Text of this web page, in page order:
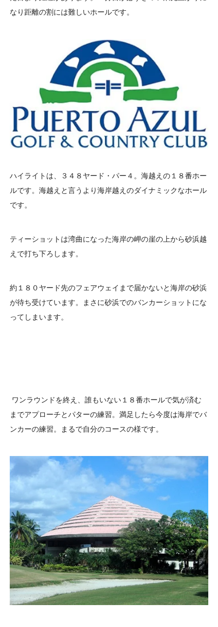
なり距離の割には難しいホールです。
ハイライトは、３４８ヤード・パー４。海越えの１８番ホー
ルです。海越えと言うより海岸越えのダイナミックなホール
です。
ティーショットは湾曲になった海岸の岬の崖の上から砂浜越
えで打ち下ろします。
約１８０ヤード先のフェアウェイまで届かないと海岸の砂浜
が待ち受けています。まさに砂浜でのバンカーショットにな
ってしまいます。
ワンラウンドを終え、誰もいない１８番ホールで気が済む
までアプローチとパターの練習。満足したら今度は海岸でバ
ンカーの練習。まるで自分のコースの様です。